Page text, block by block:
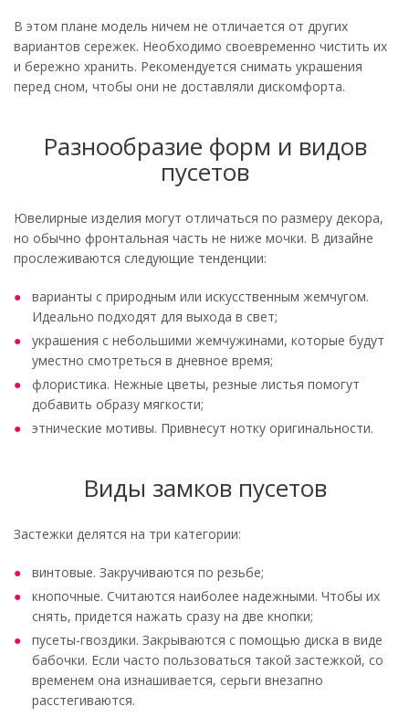
В этом плане модель ничем не отличается от других
вариантов сережек. Необходимо своевременно чистить их
и бережно хранить. Рекомендуется снимать украшения
перед сном, чтобы они не доставляли дискомфорта.
Разнообразие форм и видов
пусетов
Ювелирные изделия могут отличаться по размеру декора,
но обычно фронтальная часть не ниже мочки. В дизайне
прослеживаются следующие тенденции:
варианты с природным или искусственным жемчугом.
Идеально подходят для выхода в свет;
украшения с небольшими жемчужинами, которые будут
уместно смотреться в дневное время;
флористика. Нежные цветы, резные листья помогут
добавить образу мягкости;
этнические мотивы. Привнесут нотку оригинальности.
Виды замков пусетов
Застежки делятся на три категории:
винтовые. Закручиваются по резьбе;
кнопочные. Считаются наиболее надежными. Чтобы их
снять, придется нажать сразу на две кнопки;
пусеты-гвоздики. Закрываются с помощью диска в виде
бабочки. Если часто пользоваться такой застежкой, со
временем она изнашивается, серьги внезапно
расстегиваются.